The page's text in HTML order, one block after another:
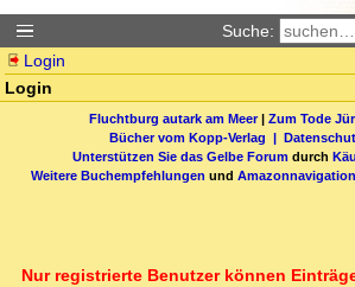
Suche:
Login
Login
Fluchtburg autark am Meer| Zum Tode
Bücher vom Kopp-Verlag |
Unterstützen Sie das Gelbe Forum durch
Weitere Buchempfehlungen und Amazonnavigation
Nur registrierte Benutzer können